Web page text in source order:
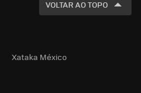
VOLTAR AO TOPO
Xataka México